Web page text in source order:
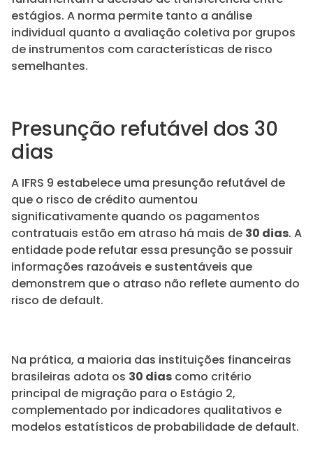
estágios. A norma permite tanto a análise
individual quanto a avaliação coletiva por grupos
de instrumentos com características de risco
semelhantes.
Presunção refutável dos 30
dias
A IFRS 9 estabelece uma presunção refutável de
que o risco de crédito aumentou
significativamente quando os pagamentos
contratuais estão em atraso há mais de 30 dias. A
entidade pode refutar essa presunção se possuir
informações razoáveis e sustentáveis que
demonstrem que o atraso não reflete aumento do
risco de default.
Na prática, a maioria das instituições financeiras
brasileiras adota os 30 dias como critério
principal de migração para o Estágio 2,
complementado por indicadores qualitativos e
modelos estatísticos de probabilidade de default.